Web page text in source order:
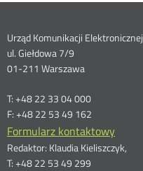
Dane
kontaktowe
Urząd Komunikacji Elektronicznej
ul. Giełdowa 7/9
01-211 Warszawa
T: +48 22 33 04 000
F: +48 22 53 49 162
Formularz kontaktowy
Redaktor: Klaudia Kieliszczyk,
T: +48 22 53 49 299